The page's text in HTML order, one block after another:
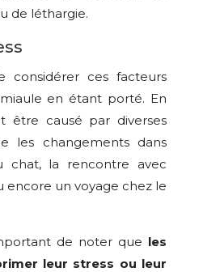
de léthargie.
considérer ces facteurs
en étant porté. En
être causé par diverses
les changements dans
chat, la rencontre avec
encore un voyage chez le
de noter que les
leur stress ou leur